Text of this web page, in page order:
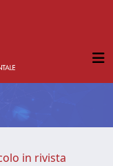
in rivista